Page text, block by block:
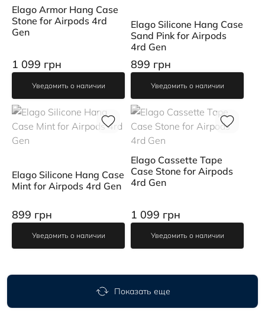
Elago Armor Hang Case
Stone for Airpods 4rd
Gen
1 099 грн
Уведомить о наличии
Elago Silicone Hang Case
Sand Pink for Airpods
4rd Gen
899 грн
Уведомить о наличии
Elago Silicone Hang Case
Mint for Airpods 4rd Gen
899 грн
Уведомить о наличии
Elago Cassette Tape
Case Stone for Airpods
4rd Gen
1 099 грн
Уведомить о наличии
Показать еще